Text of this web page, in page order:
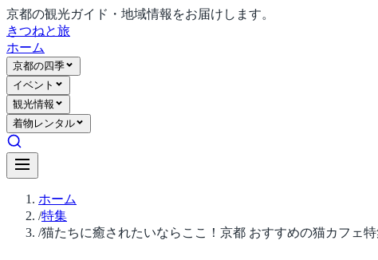
京都の観光ガイド・地域情報をお届けします。
きつねと旅
ホーム
京都の四季
イベント
観光情報
着物レンタル
ホーム
/特集
/猫たちに癒されたいならここ！京都 おすすめの猫カフェ